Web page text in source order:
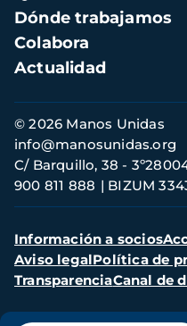
Dónde trabajamos
Colabora
Actualidad
Información
de
contacto
© 2026 Manos Unidas
C/ Barquillo, 38 -
900 811 888
BIZUM
info@manosunidas.org
Menú
secundario
Información a socios
Aviso legalPolítica de
TransparenciaCanal de